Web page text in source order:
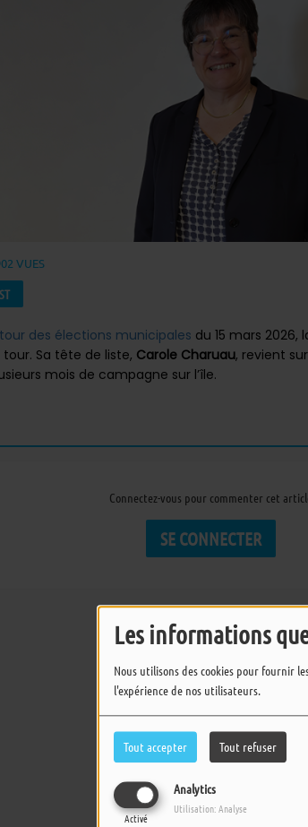
Les informations
Nous utilisons des cookies pour fournir
l'expérience de nos utilisateurs.
Tout accepter Tout refuser
Analytics
Activé
Utilisation: Analyse
VUES
des élections municipales du 15 mars 2026,
Sa tête de liste, Carole Charuau, revient
mois de campagne sur l’île.
Connectez-vous pour commenter cet
SE CONNECTER